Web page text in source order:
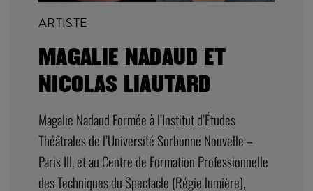
ARTISTE
MAGALIE NADAUD ET
NICOLAS LIAUTARD
Magalie Nadaud Formée à l’Institut d’Études
Théâtrales de l’Université Sorbonne Nouvelle –
Paris III, et au Centre de Formation Professionnelle
des Techniques du Spectacle (Régie lumière),